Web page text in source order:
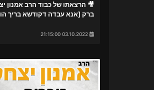
🎥 הרצאתו של כבוד הרב אמנון
ברק [אנא עבדה דקודשא בריך הוא] 03-10-